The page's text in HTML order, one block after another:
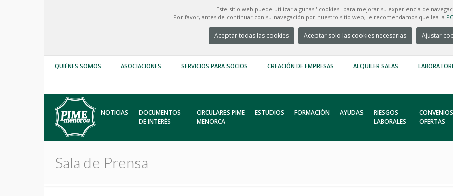
Este sitio web puede utilizar algunas "cookies" para mejorar su experiencia de
Por favor, antes de continuar con su navegación por nuestro sitio web, le recomendamos que lea la
Aceptar todas las cookies Aceptar solo las cookies necesarias Ajustar
QUIÉNES SOMOS ASOCIACIONES SERVICIOS PARA SOCIOS CREACIÓN DE EMPRESAS ALQUILER SALAS
NOTICIAS
DOCUMENTOS
DE INTERÉS
CIRCULARES PIME
MENORCA
ESTUDIOS FORMACIÓN AYUDAS
RIESGOS
LABORALES
OFERTAS
Sala de Prensa